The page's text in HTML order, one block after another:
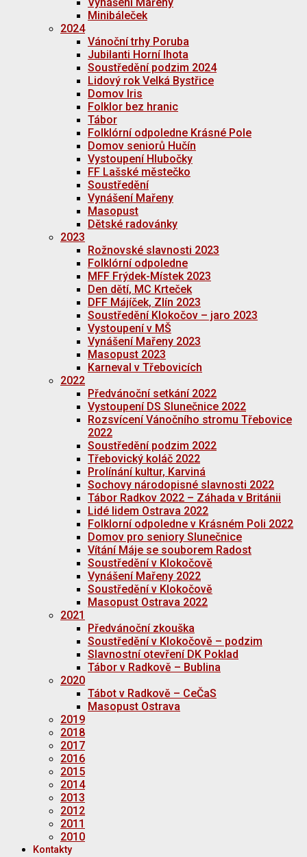
Minibáleček
2024
Vánoční trhy Poruba
Jubilanti Horní lhota
Soustředění podzim 2024
Lidový rok Velká Bystřice
Domov Iris
Folklor bez hranic
Tábor
Folklórní odpoledne Krásné Pole
Domov seniorů Hučín
Vystoupení Hlubočky
FF Lašské městečko
Soustředění
Vynášení Mařeny
Masopust
Dětské radovánky
2023
Rožnovské slavnosti 2023
Folklórní odpoledne
MFF Frýdek-Místek 2023
Den dětí, MC Krteček
DFF Májíček, Zlín 2023
Soustředění Klokočov – jaro 2023
Vystoupení v MŠ
Vynášení Mařeny 2023
Masopust 2023
Karneval v Třebovicích
2022
Předvánoční setkání 2022
Vystoupení DS Slunečnice 2022
Rozsvícení Vánočního stromu Třebovice
2022
Soustředění podzim 2022
Třebovický koláč 2022
Prolínání kultur, Karviná
Sochovy národopisné slavnosti 2022
Tábor Radkov 2022 – Záhada v Británii
Lidé lidem Ostrava 2022
Folklorní odpoledne v Krásném Poli 2022
Domov pro seniory Slunečnice
Vítání Máje se souborem Radost
Soustředění v Klokočově
Vynášení Mařeny 2022
Soustředění v Klokočově
Masopust Ostrava 2022
2021
Předvánoční zkouška
Soustředění v Klokočově – podzim
Slavnostní otevření DK Poklad
Tábor v Radkově – Bublina
2020
Tábot v Radkově – CeČaS
Masopust Ostrava
2019
2018
2017
2016
2015
2014
2013
2012
2011
2010
Kontakty